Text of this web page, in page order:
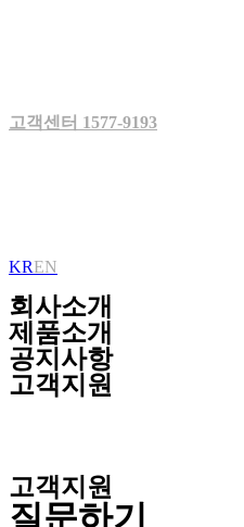
고객센터 1577-9193
KREN
회사소개
제품소개
공지사항
고객지원
고객지원
질문하기